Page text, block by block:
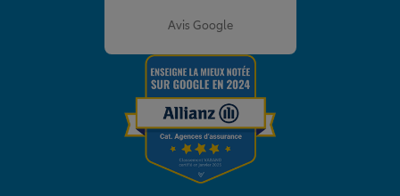
Transmission
Départ à la retraite
Préparer l’avenir
Assurance habitation
Le Pack Famille
Garantie des accidents de la vie
Allianz en France
Avis Google